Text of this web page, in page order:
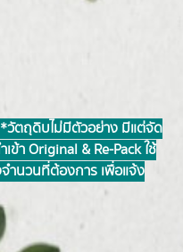
วัตถุดิบไม่มีตัวอย่าง มีแต่จัด
า Original & Re-Pack ใช้
ำนวนที่ต้องการ เพื่อแจ้ง